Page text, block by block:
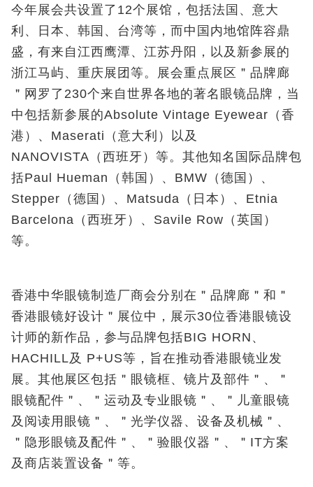
今年展会共设置了12个展馆，包括法国、意大
利、日本、韩国、台湾等，而中国内地馆阵容鼎
盛，有来自江西鹰潭、江苏丹阳，以及新参展的
浙江马屿、重庆展团等。展会重点展区＂品牌廊
＂网罗了230个来自世界各地的著名眼镜品牌，当
中包括新参展的Absolute Vintage Eyewear（香
港）、Maserati（意大利）以及
NANOVISTA（西班牙）等。其他知名国际品牌包
括Paul Hueman（韩国）、BMW（德国）、
Stepper（德国）、Matsuda（日本）、Etnia
Barcelona（西班牙）、Savile Row（英国）
等。
香港中华眼镜制造厂商会分别在＂品牌廊＂和＂
香港眼镜好设计＂展位中，展示30位香港眼镜设
计师的新作品，参与品牌包括BIG HORN、
HACHILL及 P+US等，旨在推动香港眼镜业发
展。其他展区包括＂眼镜框、镜片及部件＂、＂
眼镜配件＂、＂运动及专业眼镜＂、＂儿童眼镜
及阅读用眼镜＂、＂光学仪器、设备及机械＂、
＂隐形眼镜及配件＂、＂验眼仪器＂、＂IT方案
及商店装置设备＂等。